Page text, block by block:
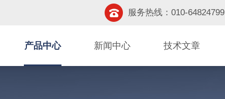
服务热线：010-64824799
产品中心 新闻中心 技术文章